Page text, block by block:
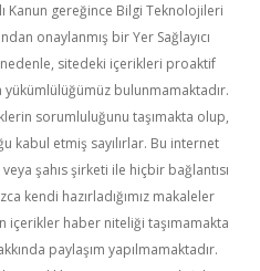
Kanun gereğince Bilgi Teknolojileri
onaylanmış bir Yer Sağlayıcı
sitedeki içerikleri proaktif
bulunmamaktadır.
sorumluluğunu taşımakta olup,
kabul etmiş sayılırlar. Bu internet
şahıs şirketi ile hiçbir bağlantısı
kendi hazırladığımız makaleler
içerikler haber niteliği taşımamakta
paylaşım yapılmamaktadır.